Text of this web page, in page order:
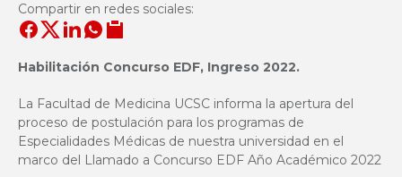
Compartir en redes sociales:
Habilitación Concurso EDF, Ingreso 2022.
La Facultad de Medicina UCSC informa la apertura del
proceso de postulación para los programas de
Especialidades Médicas de nuestra universidad en el
marco del Llamado a Concurso EDF Año Académico 2022